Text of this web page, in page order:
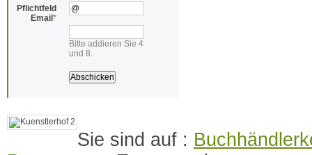
Pflichtfeld
Email *
Bitte addieren Sie 4
und 8.